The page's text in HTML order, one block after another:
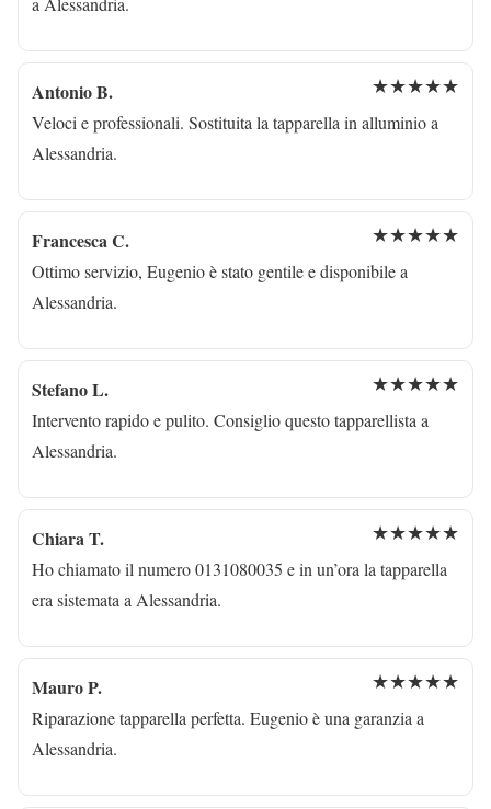
Antonio B. ★★★★★
Veloci e professionali. Sostituita la tapparella in alluminio a
Alessandria.
Francesca C. ★★★★★
Ottimo servizio, Eugenio è stato gentile e disponibile a
Alessandria.
Stefano L. ★★★★★
Intervento rapido e pulito. Consiglio questo tapparellista a
Alessandria.
Chiara T. ★★★★★
Ho chiamato il numero 0131080035 e in un’ora la tapparella
era sistemata a Alessandria.
Mauro P. ★★★★★
Riparazione tapparella perfetta. Eugenio è una garanzia a
Alessandria.